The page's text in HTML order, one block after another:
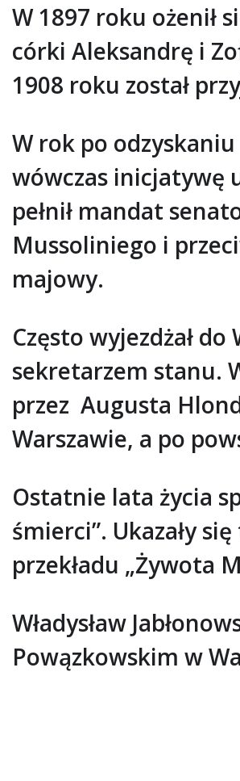
W 1897 roku ożenił
córki Aleksandrę i
1908 roku został
W rok po odzyskaniu
wówczas inicjatywę
pełnił mandat
Mussoliniego i
majowy.
Często wyjezdżał
sekretarzem stanu.
przez Augusta
Warszawie, a po
Ostatnie lata życia
śmierci”. Ukazały
przekładu „Żywota
Władysław
Powązkowskim w